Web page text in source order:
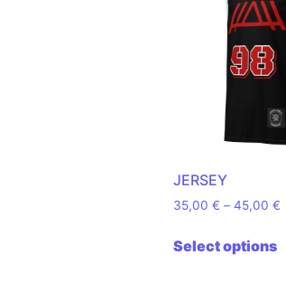
JERSEY
35,00 € – 45,00 €
Select options